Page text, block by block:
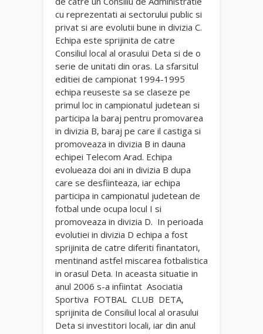
cu reprezentati ai sectorului public si
privat si are evolutii bune in divizia C.
Echipa este sprijinita de catre
Consiliul local al orasului Deta si de o
serie de unitati din oras. La sfarsitul
editiei de campionat 1994-1995
echipa reuseste sa se claseze pe
primul loc in campionatul judetean si
participa la baraj pentru promovarea
in divizia B, baraj pe care il castiga si
promoveaza in divizia B in dauna
echipei Telecom Arad. Echipa
evolueaza doi ani in divizia B dupa
care se desfiinteaza, iar echipa
participa in campionatul judetean de
fotbal unde ocupa locul I si
promoveaza in divizia D. In perioada
evolutiei in divizia D echipa a fost
sprijinita de catre diferiti finantatori,
mentinand astfel miscarea fotbalistica
in orasul Deta. In aceasta situatie in
anul 2006 s-a infiintat Asociatia
Sportiva FOTBAL CLUB DETA,
sprijinita de Consiliul local al orasului
Deta si investitori locali, iar din anul